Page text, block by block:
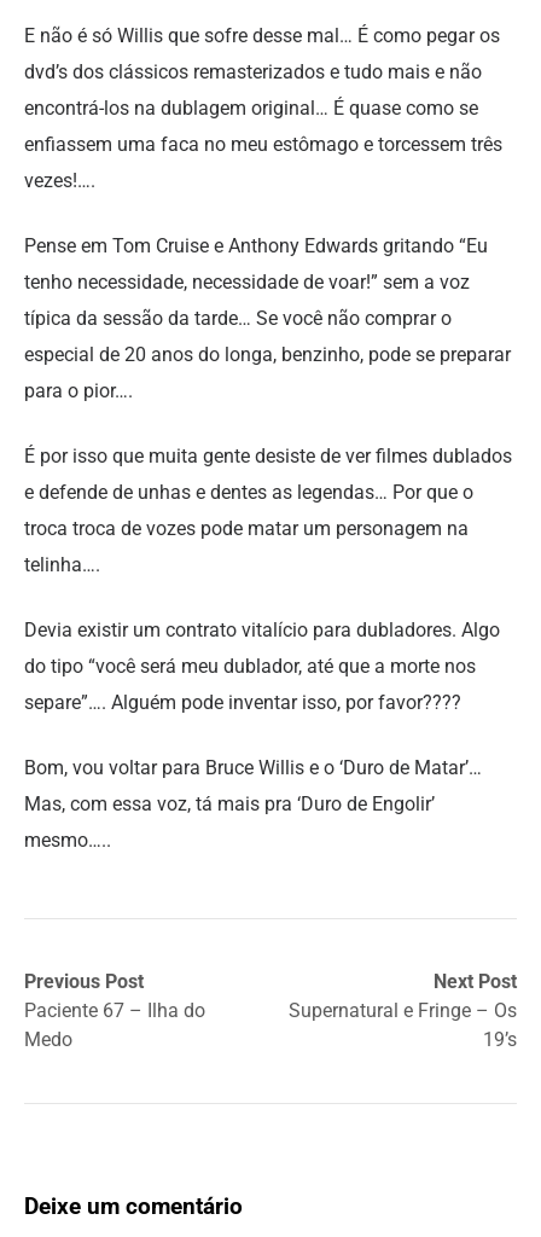
E não é só Willis que sofre desse mal… É como pegar os
dvd’s dos clássicos remasterizados e tudo mais e não
encontrá-los na dublagem original… É quase como se
enfiassem uma faca no meu estômago e torcessem três
vezes!….
Pense em Tom Cruise e Anthony Edwards gritando “Eu
tenho necessidade, necessidade de voar!” sem a voz
típica da sessão da tarde… Se você não comprar o
especial de 20 anos do longa, benzinho, pode se preparar
para o pior….
É por isso que muita gente desiste de ver filmes dublados
e defende de unhas e dentes as legendas… Por que o
troca troca de vozes pode matar um personagem na
telinha….
Devia existir um contrato vitalício para dubladores. Algo
do tipo “você será meu dublador, até que a morte nos
separe”…. Alguém pode inventar isso, por favor????
Bom, vou voltar para Bruce Willis e o ‘Duro de Matar’…
Mas, com essa voz, tá mais pra ‘Duro de Engolir’
mesmo…..
Previous Post
Paciente 67 – Ilha do
Medo
Next Post
Supernatural e Fringe – Os
19’s
Deixe um comentário